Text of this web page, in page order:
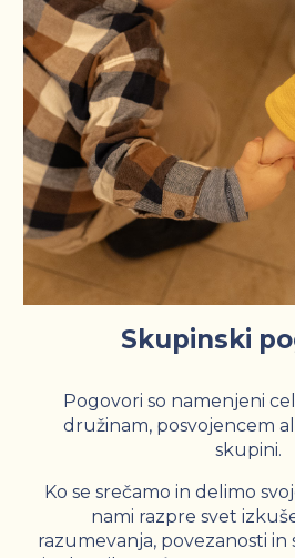
Skupinski
Pogovori so namenjeni
družinam, posvojencem
skupini.
Ko se srečamo in delimo
nami razpre svet
razumevanja, povezanosti in